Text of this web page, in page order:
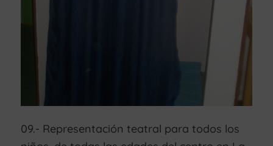
09.- Representación teatral para todos los